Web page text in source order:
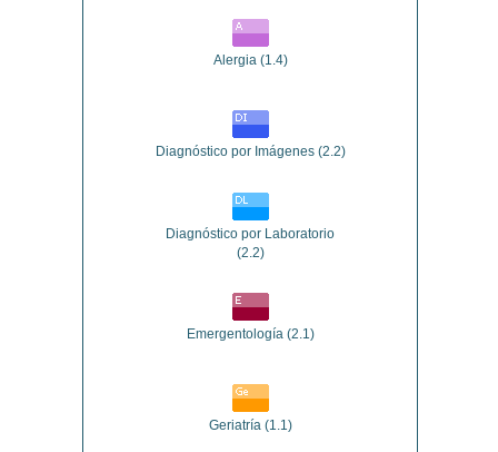
Alergia (1.4)
Diagnóstico por Imágenes (2.2)
Diagnóstico por Laboratorio
(2.2)
Emergentología (2.1)
Geriatría (1.1)